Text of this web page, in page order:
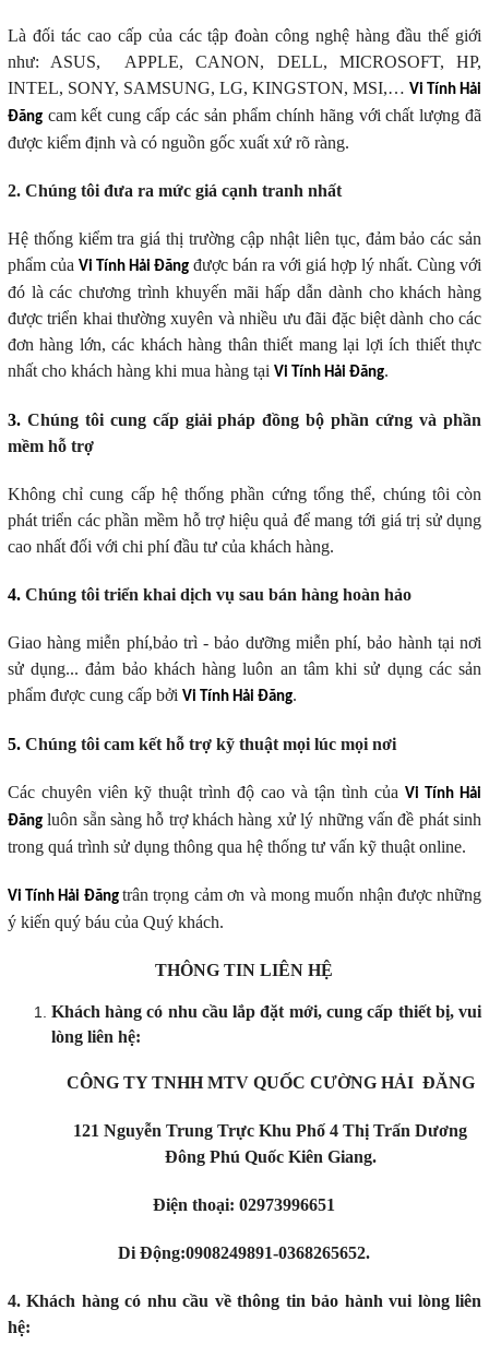
Là đối tác cao cấp của các tập đoàn công nghệ hàng đầu thế giới
như: ASUS, APPLE, CANON, DELL, MICROSOFT, HP,
INTEL, SONY, SAMSUNG, LG, KINGSTON, MSI,…Vi Tính Hải
Đăngcam kết cung cấp các sản phẩm chính hãng với chất lượng đã
được kiểm định và có nguồn gốc xuất xứ rõ ràng.
2. Chúng tôi đưa ra mức giá cạnh tranh nhất
Hệ thống kiểm tra giá thị trường cập nhật liên tục, đảm bảo các sản
phẩm của Vi Tính Hải Đăngđược bán ra với giá hợp lý nhất. Cùng với
đó là các chương trình khuyến mãi hấp dẫn dành cho khách hàng
được triển khai thường xuyên và nhiều ưu đãi đặc biệt dành cho các
đơn hàng lớn, các khách hàng thân thiết mang lại lợi ích thiết thực
nhất cho khách hàng khi mua hàng tại Vi Tính Hải Đăng.
3. Chúng tôi cung cấp giải pháp đồng bộ phần cứng và phần
mềm hỗ trợ
Không chỉ cung cấp hệ thống phần cứng tổng thể, chúng tôi còn
phát triển các phần mềm hỗ trợ hiệu quả để mang tới giá trị sử dụng
cao nhất đối với chi phí đầu tư của khách hàng.
4. Chúng tôi triển khai dịch vụ sau bán hàng hoàn hảo
Giao hàng miễn phí,bảo trì - bảo dưỡng miễn phí, bảo hành tại nơi
sử dụng... đảm bảo khách hàng luôn an tâm khi sử dụng các sản
phẩm được cung cấp bởi Vi Tính Hải Đăng.
5. Chúng tôi cam kết hỗ trợ kỹ thuật mọi lúc mọi nơi
Các chuyên viên kỹ thuật trình độ cao và tận tình củaVi Tính Hải
Đăngluôn sẵn sàng hỗ trợ khách hàng xử lý những vấn đề phát sinh
trong quá trình sử dụng thông qua hệ thống tư vấn kỹ thuật online.
Vi Tính Hải Đăngtrân trọng cảm ơn và mong muốn nhận được những
ý kiến quý báu của Quý khách.
THÔNG TIN LIÊN HỆ
Khách hàng có nhu cầu lắp đặt mới, cung cấp thiết bị, vui
lòng liên hệ:
CÔNG TY TNHH MTV QUỐC CƯỜNG HẢI ĐĂNG
121 Nguyễn Trung Trực Khu Phố 4 Thị Trấn Dương
Đông Phú Quốc Kiên Giang.
Điện thoại: 02973996651
Di Động:0908249891-0368265652.
4. Khách hàng có nhu cầu về thông tin bảo hành vui lòng liên
hệ: